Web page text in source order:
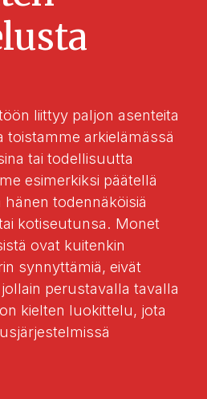
liittyy paljon asenteita
toistamme arkielämässä
tai todellisuutta
esimerkiksi päätellä
todennäköisiä
kotiseutunsa. Monet
ovat kuitenkin
synnyttämiä, eivät
perustavalla tavalla
kielten luokittelu, jota